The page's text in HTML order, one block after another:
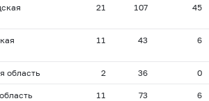
21 107 45
11 43 6
область 2 36 0
11 73 6